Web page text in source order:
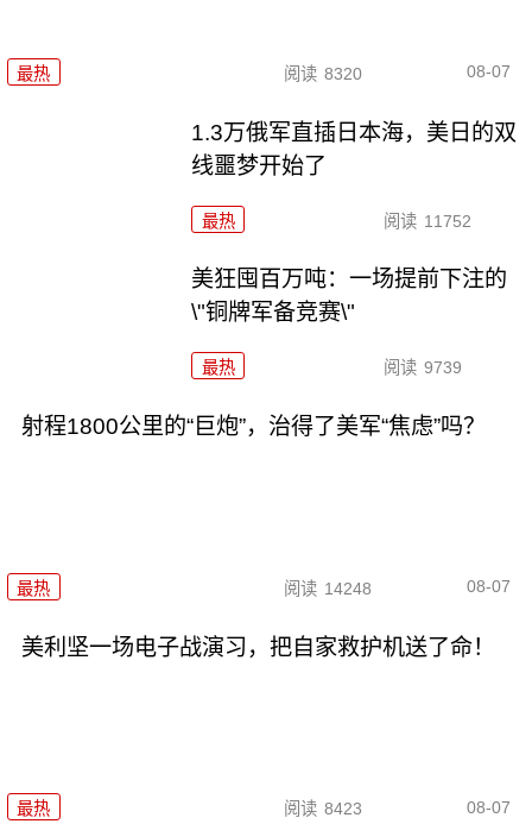
最热 阅读 8320 08-07
1.3万俄军直插日本海，美日的双
线噩梦开始了
最热 阅读 11752
美狂囤百万吨：一场提前下注的
\"铜牌军备竞赛\"
最热 阅读 9739
射程1800公里的“巨炮”，治得了美军“焦虑”吗？
最热 阅读 14248 08-07
美利坚一场电子战演习，把自家救护机送了命！
最热 阅读 8423 08-07